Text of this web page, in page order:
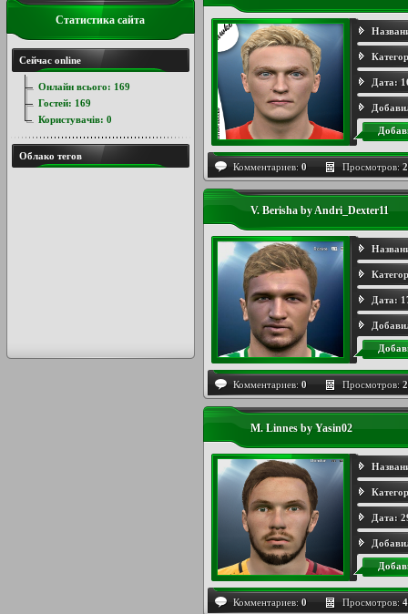
Дата:
Комментариев: 0 Просмотров:
V. Berisha by Andri_Dexter11
Дата:
Комментариев: 0 Просмотров:
M. Linnes by Yasin02
Дата:
Комментариев: 0 Просмотров:
Статистика сайта
Сейчас online
Онлайн всього: 169
Гостей: 169
Користувачів: 0
Облако тегов